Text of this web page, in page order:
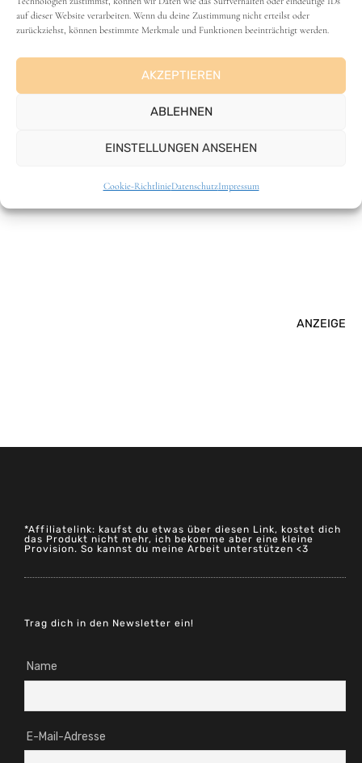
auf dieser Website verarbeiten. Wenn du deine Zustimmung nicht erteilst oder
zurückziehst, können bestimmte Merkmale und Funktionen beeinträchtigt werden.
AKZEPTIEREN
ABLEHNEN
EINSTELLUNGEN ANSEHEN
Cookie-RichtlinieDatenschutzImpressum
VANLIFE
ANZEIGE
*Affiliatelink: kaufst du etwas über diesen Link, kostet dich
das Produkt nicht mehr, ich bekomme aber eine kleine
Provision. So kannst du meine Arbeit unterstützen <3
Trag dich in den Newsletter ein!
Name
E-Mail-Adresse